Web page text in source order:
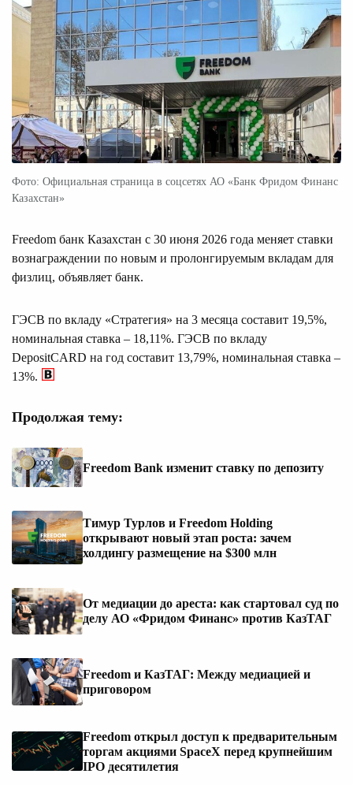
Фото: Официальная страница в соцсетях АО «Банк Фридом Финанс
Казахстан»
Freedom банк Казахстан с 30 июня 2026 года меняет ставки
вознаграждении по новым и пролонгируемым вкладам для
физлиц, объявляет банк.
ГЭСВ по вкладу «Стратегия» на 3 месяца составит 19,5%,
номинальная ставка – 18,11%. ГЭСВ по вкладу
DepositCARD на год составит 13,79%, номинальная ставка –
13%.
Продолжая тему:
Freedom Bank изменит ставку по депозиту
Тимур Турлов и Freedom Holding
открывают новый этап роста: зачем
холдингу размещение на $300 млн
От медиации до ареста: как стартовал суд по
делу АО «Фридом Финанс» против КазТАГ
Freedom и КазТАГ: Между медиацией и
приговором
Freedom открыл доступ к предварительным
торгам акциями SpaceX перед крупнейшим
IPO десятилетия